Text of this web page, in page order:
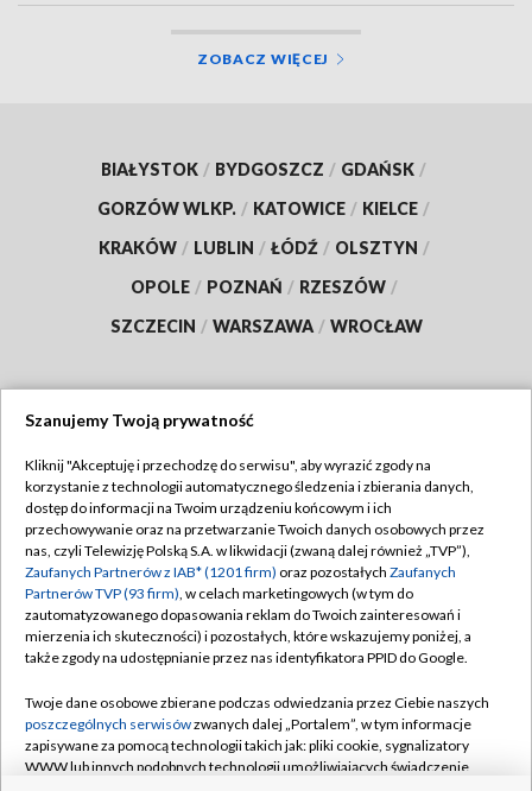
ZOBACZ WIĘCEJ
BIAŁYSTOK / BYDGOSZCZ / GDAŃSK /
GORZÓW WLKP. / KATOWICE / KIELCE /
KRAKÓW / LUBLIN / ŁÓDŹ / OLSZTYN /
OPOLE / POZNAŃ / RZESZÓW /
SZCZECIN / WARSZAWA / WROCŁAW
TVP
Abonament TVP
Emisja w TVP
Centrum informacji TVP
Naziemna Telewizja Cyfrowa
Rada Programowa
System NOS
Regulamin TVP
Polityka prywatności
Moje zgody
Pomoc
Kontakt
Szanujemy Twoją prywatność
Kliknij "Akceptuję i przechodzę do serwisu", aby wyrazić zgody na
korzystanie z technologii automatycznego śledzenia i zbierania danych,
dostęp do informacji na Twoim urządzeniu końcowym i ich
przechowywanie oraz na przetwarzanie Twoich danych osobowych przez
nas, czyli Telewizję Polską S.A. w likwidacji (zwaną dalej również „TVP”),
Zaufanych Partnerów z IAB* (1201 firm) oraz pozostałych Zaufanych
Partnerów TVP (93 firm), w celach marketingowych (w tym do
zautomatyzowanego dopasowania reklam do Twoich zainteresowań i
mierzenia ich skuteczności) i pozostałych, które wskazujemy poniżej, a
także zgody na udostępnianie przez nas identyfikatora PPID do Google.
Twoje dane osobowe zbierane podczas odwiedzania przez Ciebie naszych
poszczególnych serwisówzwanych dalej „Portalem”, w tym informacje
zapisywane za pomocą technologii takich jak: pliki cookie, sygnalizatory
WWW lub innych podobnych technologii umożliwiających świadczenie